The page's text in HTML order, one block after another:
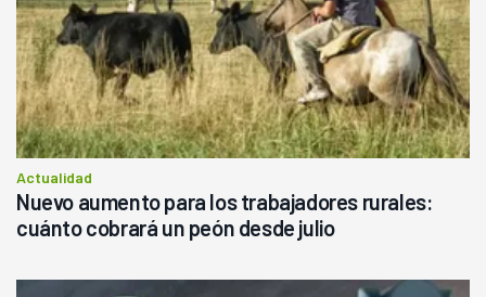
Actualidad
Nuevo aumento para los trabajadores rurales:
cuánto cobrará un peón desde julio